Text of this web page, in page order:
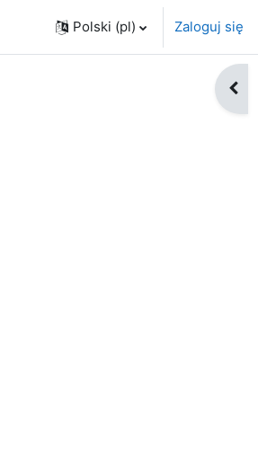
Polski ‎(pl)‎ Zaloguj się